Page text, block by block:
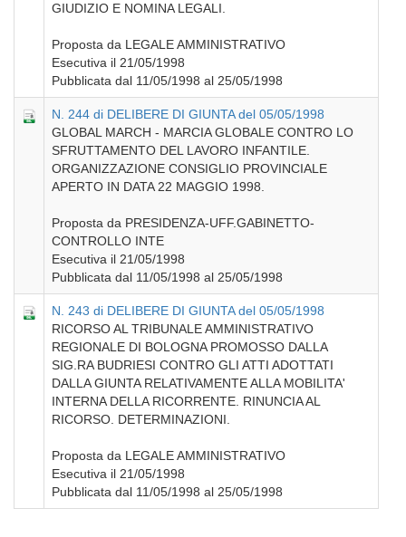
GIUDIZIO E NOMINA LEGALI.
Proposta da LEGALE AMMINISTRATIVO
Esecutiva il 21/05/1998
Pubblicata dal 11/05/1998 al 25/05/1998
N. 244 di DELIBERE DI GIUNTA del 05/05/1998
GLOBAL MARCH - MARCIA GLOBALE CONTRO LO
SFRUTTAMENTO DEL LAVORO INFANTILE.
ORGANIZZAZIONE CONSIGLIO PROVINCIALE
APERTO IN DATA 22 MAGGIO 1998.
Proposta da PRESIDENZA-UFF.GABINETTO-
CONTROLLO INTE
Esecutiva il 21/05/1998
Pubblicata dal 11/05/1998 al 25/05/1998
N. 243 di DELIBERE DI GIUNTA del 05/05/1998
RICORSO AL TRIBUNALE AMMINISTRATIVO
REGIONALE DI BOLOGNA PROMOSSO DALLA
SIG.RA BUDRIESI CONTRO GLI ATTI ADOTTATI
DALLA GIUNTA RELATIVAMENTE ALLA MOBILITA'
INTERNA DELLA RICORRENTE. RINUNCIA AL
RICORSO. DETERMINAZIONI.
Proposta da LEGALE AMMINISTRATIVO
Esecutiva il 21/05/1998
Pubblicata dal 11/05/1998 al 25/05/1998